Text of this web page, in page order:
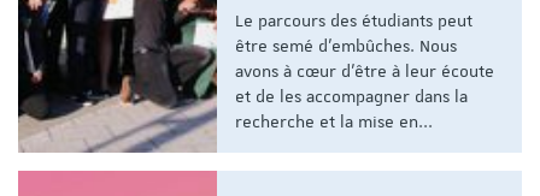
Le parcours des étudiants peut
être semé d'embûches. Nous
avons à cœur d'être à leur écoute
et de les accompagner dans la
recherche et la mise en...